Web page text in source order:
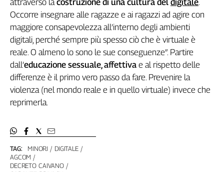
TAG: MINORI
DIGITALE
AGCOM
DECRETO CAIVANO
Occorre insegnare alle ragazze e ai ragazzi ad agire con
maggiore consapevolezza all’interno degli ambienti
digitali, perché sempre più spesso ciò che è virtuale è
reale. O almeno lo sono le sue conseguenze”. Partire
dall’educazione sessuale, affettiva e al rispetto delle
differenze è il primo vero passo da fare. Prevenire la
violenza (nel mondo reale e in quello virtuale) invece che
reprimerla.